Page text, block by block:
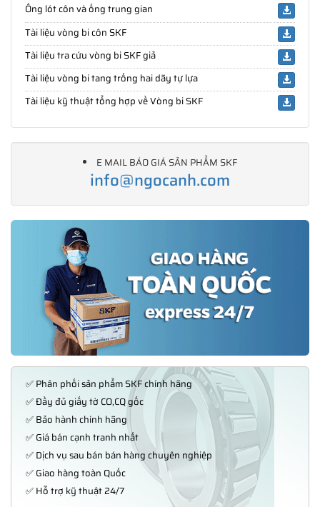
Ống lót côn và ống trung gian
Tài liệu vòng bi côn SKF
Tài liệu tra cứu vòng bi SKF giả
Tài liệu vòng bi tang trống hai dãy tự lựa
Tài liệu kỹ thuật tổng hợp về Vòng bi SKF
E MAIL BÁO GIÁ SẢN PHẨM SKF
info@ngocanh.com
✅ Phân phối sản phẩm SKF chính hãng
✅ Đầy đủ giấy tờ CO,CQ gốc
✅ Bảo hành chính hãng
✅ Giá bán cạnh tranh nhất
✅ Dịch vụ sau bán bán hàng chuyên nghiệp
✅ Giao hàng toàn Quốc
✅ Hỗ trợ kỹ thuật 24/7